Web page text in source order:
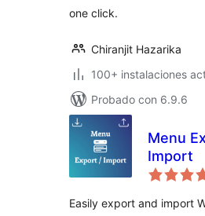
one click.
Chiranjit Hazarika
100+ instalaciones
Probado con 6.9.6
Menu
Import
Easily export and import